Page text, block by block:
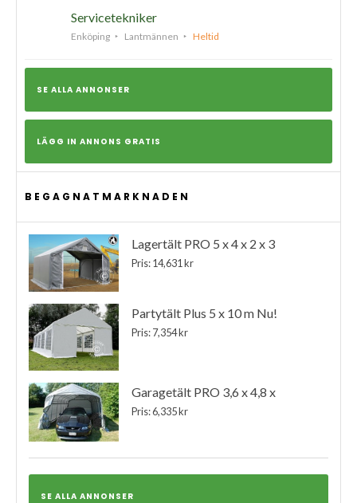
Servicetekniker
Enköping Lantmännen Heltid
SE ALLA ANNONSER
LÄGG IN ANNONS GRATIS
BEGAGNATMARKNADEN
Lagertält PRO 5 x 4 x 2 x 3
Pris: 14,631 kr
Partytält Plus 5 x 10 m Nu!
Pris: 7,354 kr
Garagetält PRO 3,6 x 4,8 x
Pris: 6,335 kr
SE ALLA ANNONSER